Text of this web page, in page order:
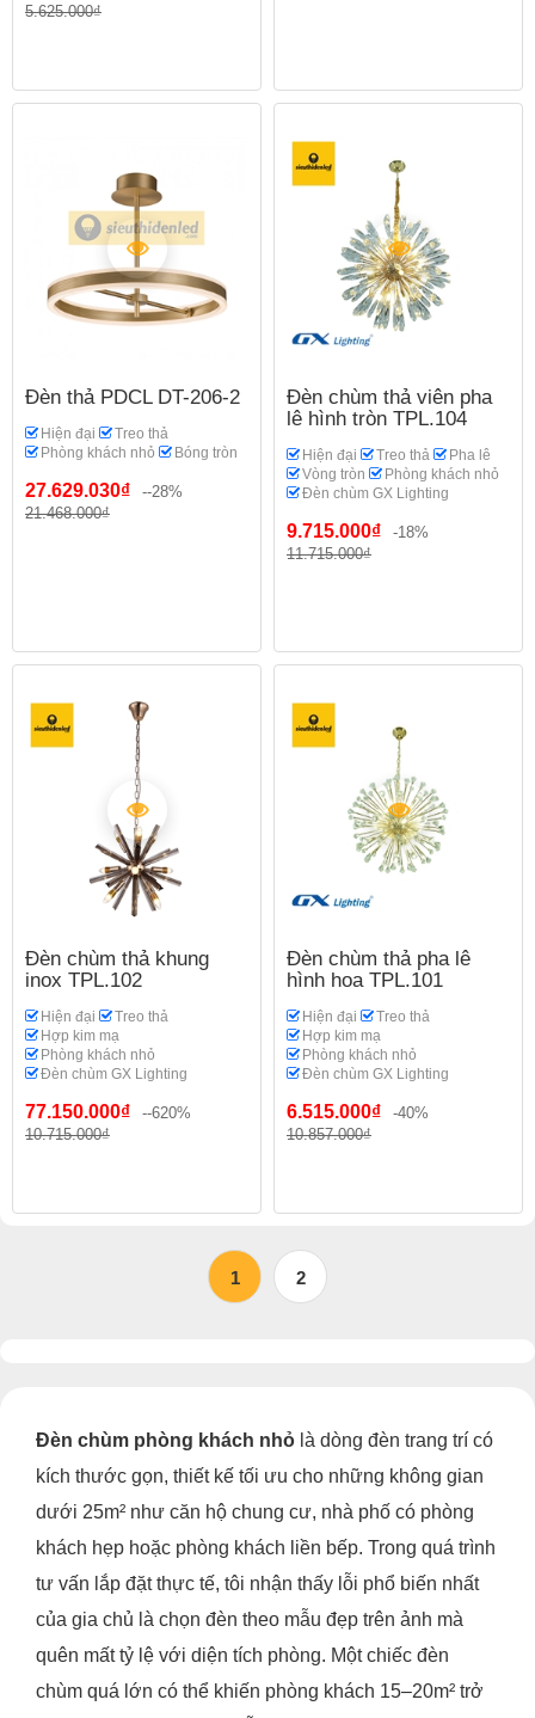
5.625.000₫
Đèn thả PDCL DT-206-2
Hiện đại
Treo thả
Phòng khách nhỏ
Bóng tròn
27.629.030₫
--28%
21.468.000₫
Đèn chùm thả viên pha
lê hình tròn TPL.104
Hiện đại Treo thả
Pha lê
Vòng tròn
Phòng khách nhỏ
Đèn chùm GX Lighting
9.715.000₫
-18%
11.715.000₫
Đèn chùm thả khung
inox TPL.102
Hiện đại
Treo thả
Hợp kim mạ
Phòng khách nhỏ
Đèn chùm GX Lighting
77.150.000₫
--620%
10.715.000₫
Đèn chùm thả pha lê
hình hoa TPL.101
Hiện đại
Treo thả
Hợp kim mạ
Phòng khách nhỏ
Đèn chùm GX Lighting
6.515.000₫
-40%
10.857.000₫
1 2
Đèn chùm phòng khách nhỏ là dòng đèn trang trí có
kích thước gọn, thiết kế tối ưu cho những không gian
dưới 25m² như căn hộ chung cư, nhà phố có phòng
khách hẹp hoặc phòng khách liền bếp. Trong quá trình
tư vấn lắp đặt thực tế, tôi nhận thấy lỗi phổ biến nhất
của gia chủ là chọn đèn theo mẫu đẹp trên ảnh mà
quên mất tỷ lệ với diện tích phòng. Một chiếc đèn
chùm quá lớn có thể khiến phòng khách 15–20m² trở